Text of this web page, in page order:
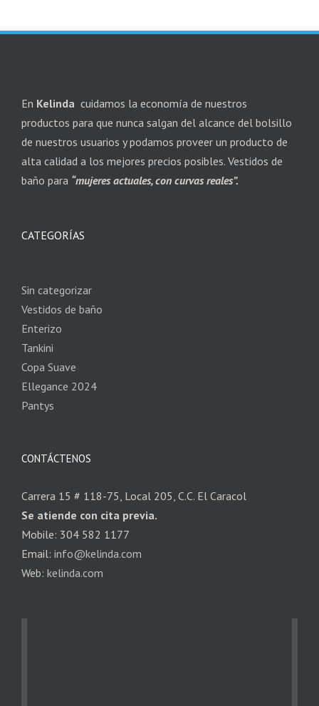
En Kelinda cuidamos la economía de nuestros
productos para que nunca salgan del alcance del bolsillo
de nuestros usuarios y podamos proveer un producto de
alta calidad a los mejores precios posibles. Vestidos de
baño para “mujeres actuales, con curvas reales”.
CATEGORÍAS
Sin categorizar
Vestidos de baño
Enterizo
Tankini
Copa Suave
Ellegance 2024
Pantys
CONTÁCTENOS
Carrera 15 # 118-75, Local 205, C.C. El Caracol
Se atiende con cita previa.
Mobile: 304 582 1177
Email: info@kelinda.com
Web: kelinda.com